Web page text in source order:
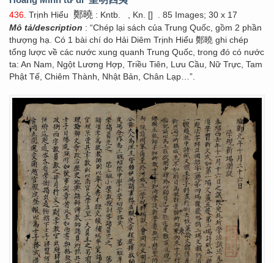
436. Trịnh Hiểu 鄭曉 : Kntb. , Kn. []
. 85 Images; 30 x 17
Mô tả/description : “Chép lại sách của Trung Quốc, gồm 2 phần
thượng hạ. Có 1 bài chí do Hải Diêm Trịnh Hiểu 鄭曉 ghi chép
tổng lược về các nước xung quanh Trung Quốc, trong đó có nước
ta: An Nam, Ngột Lương Hợp, Triều Tiên, Lưu Cầu, Nữ Trực, Tam
Phật Tế, Chiêm Thành, Nhật Bản, Chân Lạp…”.